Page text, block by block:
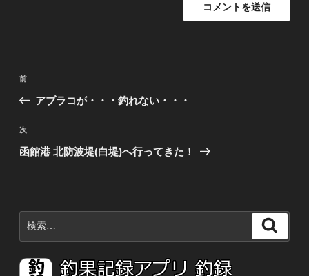
投
ビ
ゲ
ン
前
の
稿
前
アブラコが・・・釣れない・・・
次
の
次
函館港 北防波堤(白堤)へ行ってきた！
索: